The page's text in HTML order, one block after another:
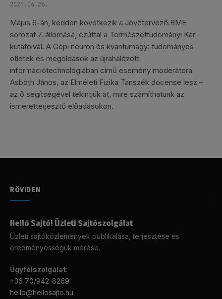
2025.04.26.
Május 6-án, kedden következik a Jövőtervező.BME
sorozat 7. állomása, ezúttal a Természettudományi Kar
kutatóival. A Gépi neuron és kvantumagy: tudományos
ötletek és megoldások az újrahálózott
információtechnológiában című esemény moderátora
Asbóth János, az Elméleti Fizika Tanszék docense lesz –
az ő segítségével tekintjük át, mire számíthatunk az
ismeretterjesztő előadásokon.
RÖVIDEN
Helló Sajtó! Üzleti Sajtószolgálat
Üzleti sajtóközlemények publikálása, terjesztése és
eredményességük mérése.
Ügyfélszolgálat:
+36 70/942-8269
hello@hellosajto.hu